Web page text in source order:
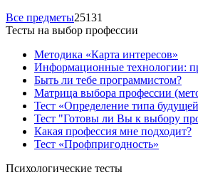
Все предметы25131
Тесты на выбор профессии
Методика «Карта интересов»
Информационные технологии:
Быть ли тебе программистом?
Матрица выбора профессии
Тест «Определение типа
Тест "Готовы ли Вы к выбору
Какая профессия мне подходит?
Тест «Профпригодность»
Психологические тесты